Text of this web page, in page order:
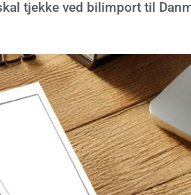
tjekke ved bilimport til